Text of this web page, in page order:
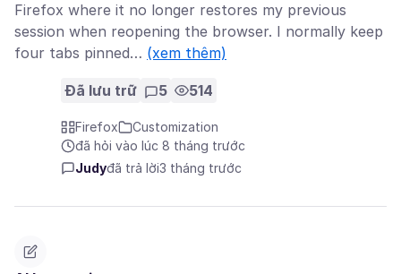
Firefox where it no longer restores my previous
session when reopening the browser. I normally keep
four tabs pinned… (xem thêm)
Đã lưu trữ 5 514
Firefox
Customization
đã hỏi vào lúc 8 tháng trước
Judyđã trả lời3 tháng trước